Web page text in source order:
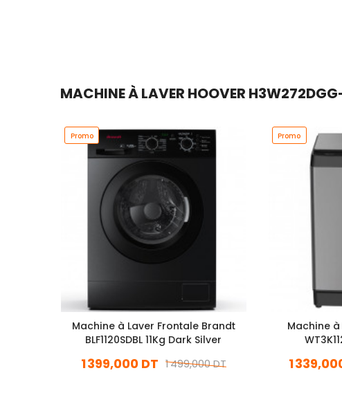
MACHINE À LAVER HOOVER
Promo
Machine à Laver Frontale Brandt
BLF1120SDBL 11Kg Dark Silver
1 499,000 DT
1 399,000 DT
Promo
Machine
1